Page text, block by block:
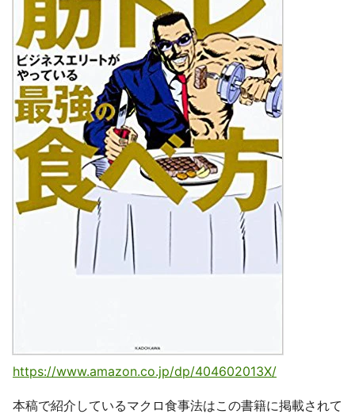
https://www.amazon.co.jp/dp/404602013X/
本稿で紹介しているマクロ食事法はこの書籍に掲載されて